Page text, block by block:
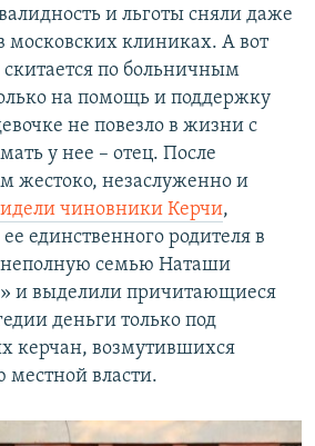
и льготы сняли даже
московских клиниках. А вот
по больничным
на помощь и поддержку
не повезло в жизни с
у нее – отец. После
жестоко, незаслуженно и
чиновники Керчи,
единственного родителя в
неполную семью Наташи
и выделили причитающиеся
деньги только под
керчан, возмутившихся
местной власти.